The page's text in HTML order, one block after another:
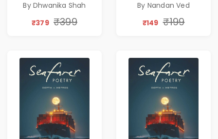
Silence & Self-
Discovery | A
Connection | By
Dhwanika Shah
By Dhwanika Shah
₹379 ₹399
Book
By Nandan Ved
₹149 ₹199